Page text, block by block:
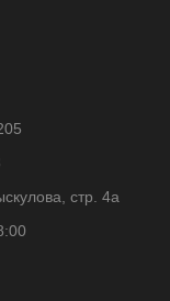
стр. 4а